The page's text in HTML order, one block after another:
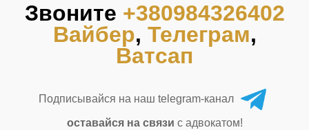
Звоните +380984326402
Вайбер, Телеграм,
Ватсап
Подписывайся на наш telegram-канал
оставайся на связи с адвокатом!